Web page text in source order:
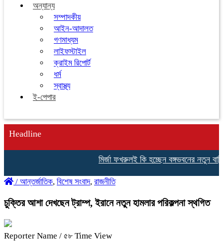
অন্যান্য
সম্পাদকীয়
আইন-আদালত
গণমাধ্যম
লাইফস্টাইল
ক্রাইম রিপোর্ট
ধর্ম
স্বাস্থ্য
ই-পেপার
Headline
মির্জা ফখরুলই কি হচ্ছেন বঙ্গভবনের নতুন
/ আন্তর্জাতিক, বিশেষ সংবাদ, রাজনীতি
চুক্তির আশা দেখছেন ট্রাম্প, ইরানে নতুন হামলার পরিকল্পনা স্থগিত
Reporter Name / ৫৮ Time View